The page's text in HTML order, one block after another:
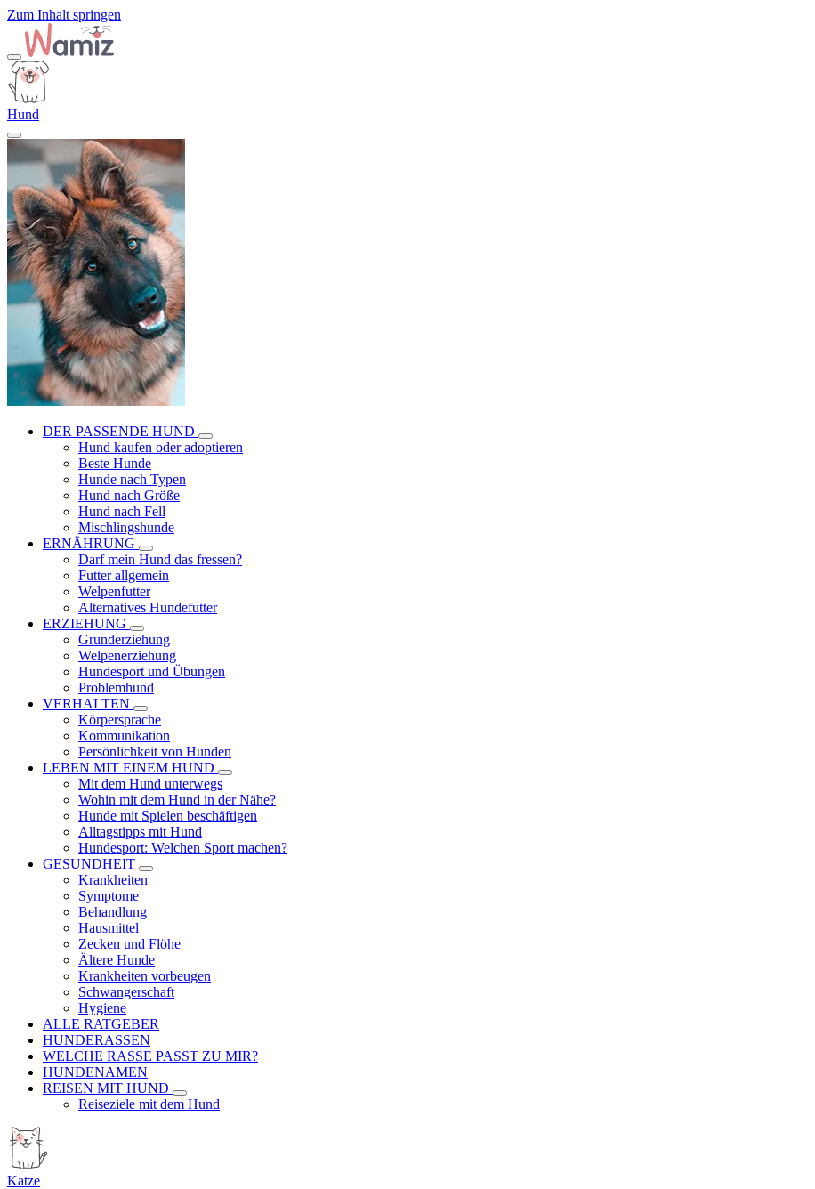
Zum Inhalt springen
Hund
DER PASSENDE HUND
Hund kaufen oder adoptieren
Beste Hunde
Hunde nach Typen
Hund nach Größe
Hund nach Fell
Mischlingshunde
ERNÄHRUNG
Darf mein Hund das fressen?
Futter allgemein
Welpenfutter
Alternatives Hundefutter
ERZIEHUNG
Grunderziehung
Welpenerziehung
Hundesport und Übungen
Problemhund
VERHALTEN
Körpersprache
Kommunikation
Persönlichkeit von Hunden
LEBEN MIT EINEM HUND
Mit dem Hund unterwegs
Wohin mit dem Hund in der Nähe?
Hunde mit Spielen beschäftigen
Alltagstipps mit Hund
Hundesport: Welchen Sport machen?
GESUNDHEIT
Krankheiten
Symptome
Behandlung
Hausmittel
Zecken und Flöhe
Ältere Hunde
Krankheiten vorbeugen
Schwangerschaft
Hygiene
ALLE RATGEBER
HUNDERASSEN
WELCHE RASSE PASST ZU MIR?
HUNDENAMEN
REISEN MIT HUND
Reiseziele mit dem Hund
Katze